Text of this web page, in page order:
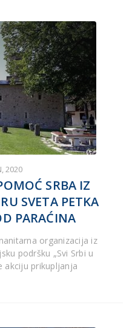
2020
SRBA IZ
SVETA PETKA
PARAĆINA
organizacija iz
podršku „Svi Srbi u
akciju prikupljanja